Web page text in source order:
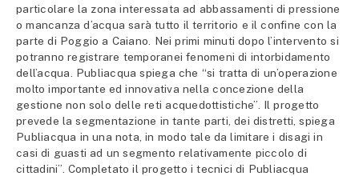
particolare la zona interessata ad abbassamenti di pressione
o mancanza d’acqua sarà tutto il territorio e il confine con la
parte di Poggio a Caiano. Nei primi minuti dopo l’intervento si
potranno registrare temporanei fenomeni di intorbidamento
dell’acqua. Publiacqua spiega che “si tratta di un’operazione
molto importante ed innovativa nella concezione della
gestione non solo delle reti acquedottistiche”. Il progetto
prevede la segmentazione in tante parti, dei distretti, spiega
Publiacqua in una nota, in modo tale da limitare i disagi in
casi di guasti ad un segmento relativamente piccolo di
cittadini”. Completato il progetto i tecnici di Publiacqua